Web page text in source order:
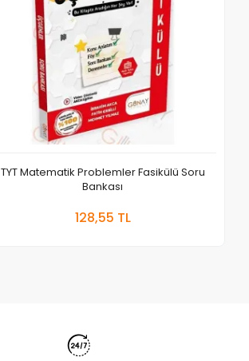
TYT Matematik Problemler Fasikülü Soru
Bankası
128,55 TL